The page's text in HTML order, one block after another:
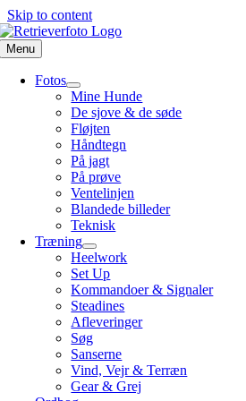
Skip to content
Menu
Fotos
Mine Hunde
De sjove & de søde
Fløjten
Håndtegn
På jagt
På prøve
Ventelinjen
Blandede billeder
Teknisk
Træning
Heelwork
Set Up
Kommandoer & Signaler
Steadines
Afleveringer
Søg
Sanserne
Vind, Vejr & Terræn
Gear & Grej